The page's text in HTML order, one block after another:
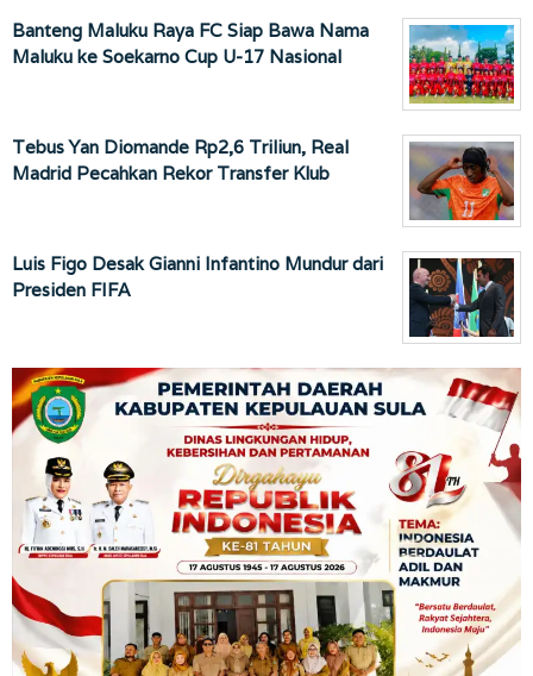
Banteng Maluku Raya FC Siap Bawa Nama
Maluku ke Soekarno Cup U-17 Nasional
Tebus Yan Diomande Rp2,6 Triliun, Real
Madrid Pecahkan Rekor Transfer Klub
Luis Figo Desak Gianni Infantino Mundur dari
Presiden FIFA